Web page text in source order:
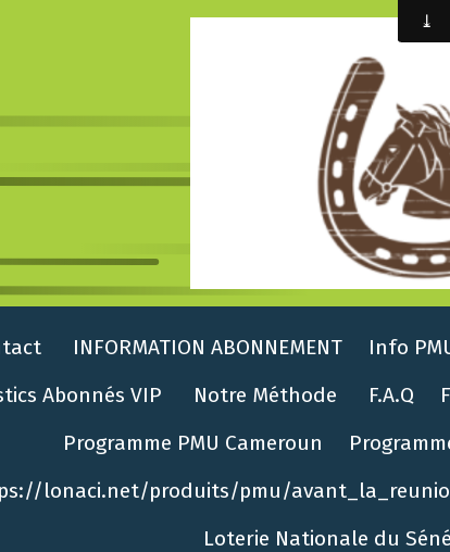
INFORMATION ABONNEMENT Info
Abonnés VIP
Notre Méthode F.A.Q
Programme PMU Cameroun
lonaci.net/produits/pmu/
Loterie Nationale du